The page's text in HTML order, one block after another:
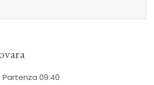
Partenza 09:40